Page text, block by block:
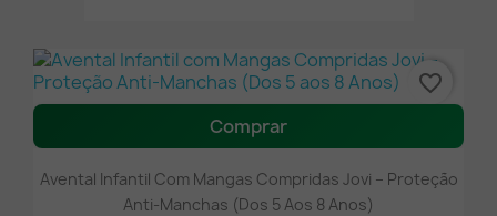
Comprar
Avental Infantil Com Mangas Compridas Jovi – Proteção
Anti-Manchas (Dos 5 Aos 8 Anos)
favorite_border